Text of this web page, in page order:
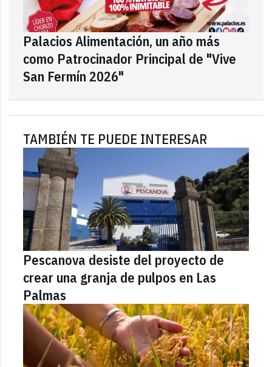
Palacios Alimentación, un año más
como Patrocinador Principal de "Vive
San Fermín 2026"
TAMBIÉN TE PUEDE INTERESAR
Pescanova desiste del proyecto de
crear una granja de pulpos en Las
Palmas